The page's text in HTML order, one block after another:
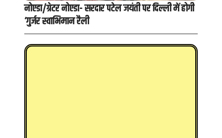
नोएडा/ग्रेटर नोएडा- सरदार पटेल जयंती पर दिल्ली में होगी
‘गुर्जर स्वाभिमान रैली